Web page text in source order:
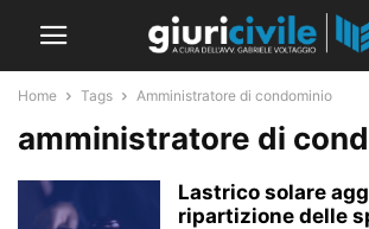
Home Tags Amministratore di condominio
amministratore di
Lastrico solare
ripartizione delle